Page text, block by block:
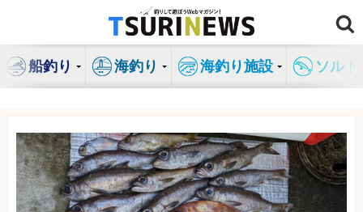
ン
船釣り 海釣り 海釣り施設 ソル